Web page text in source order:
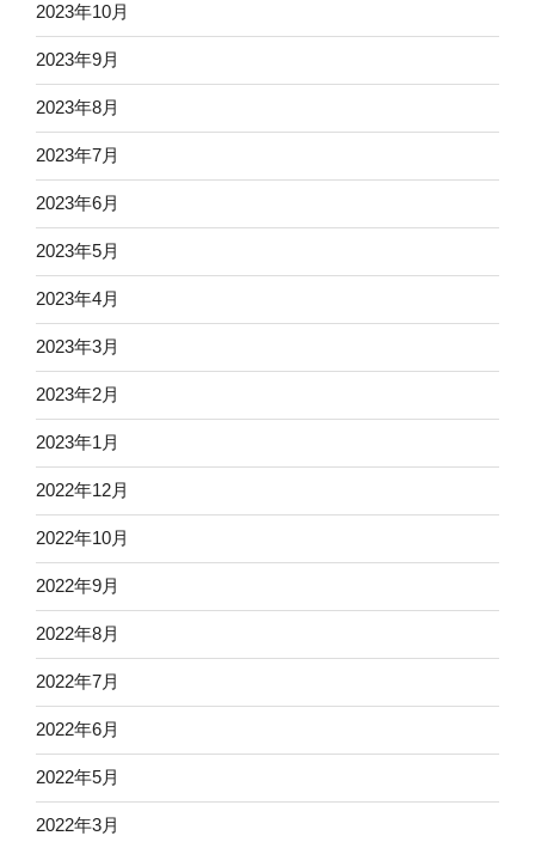
2023年10月
2023年9月
2023年8月
2023年7月
2023年6月
2023年5月
2023年4月
2023年3月
2023年2月
2023年1月
2022年12月
2022年10月
2022年9月
2022年8月
2022年7月
2022年6月
2022年5月
2022年3月